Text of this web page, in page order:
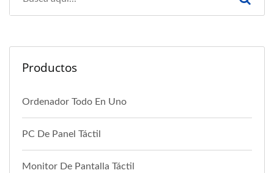
Productos
Ordenador Todo En Uno
PC De Panel Táctil
Monitor De Pantalla Táctil